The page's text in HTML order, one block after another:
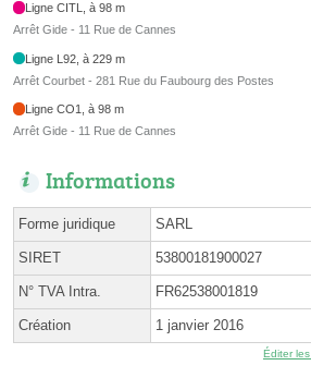
Ligne CITL, à 98 m
Arrêt Gide - 11 Rue de Cannes
Ligne L92, à 229 m
Arrêt Courbet - 281 Rue du Faubourg des Postes
Ligne CO1, à 98 m
Arrêt Gide - 11 Rue de Cannes
Informations
Forme juridique SARL
SIRET 53800181900027
N° TVA Intra. FR62538001819
Création 1 janvier 2016
Éditer